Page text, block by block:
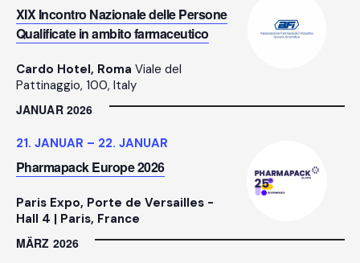
XIX Incontro Nazionale delle Persone
Qualificate in ambito farmaceutico
Cardo Hotel, Roma Viale del
Pattinaggio, 100, Italy
JANUAR 2026
Pharmapack Europe 2026
21. JANUAR – 22. JANUAR
Paris Expo, Porte de Versailles -
Hall 4 | Paris, France
MÄRZ 2026